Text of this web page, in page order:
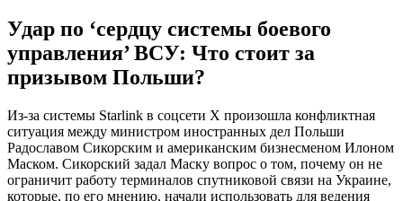
Удар по ‘сердцу системы боевого
управления’ ВСУ: Что стоит за
призывом Польши?
Из-за системы Starlink в соцсети X произошла конфликтная
ситуация между министром иностранных дел Польши
Радославом Сикорским и американским бизнесменом Илоном
Маском. Сикорский задал Маску вопрос о том, почему он не
ограничит работу терминалов спутниковой связи на Украине,
которые, по его мнению, начали использовать для ведения